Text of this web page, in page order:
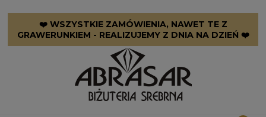
❤️ WSZYSTKIE ZAMÓWIENIA, NAWET TE Z
GRAWERUNKIEM - REALIZUJEMY Z DNIA NA DZIEŃ ❤️